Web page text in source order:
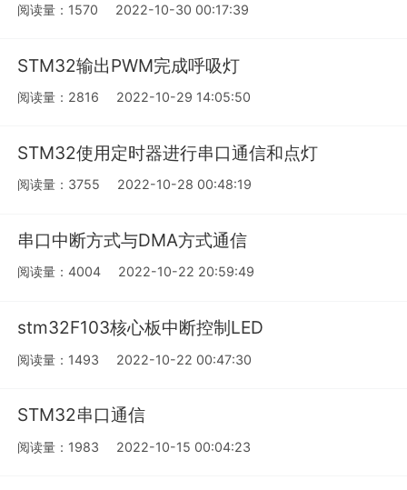
阅读量：1570 2022-10-30 00:17:39
STM32输出PWM完成呼吸灯
阅读量：2816 2022-10-29 14:05:50
STM32使用定时器进行串口通信和点灯
阅读量：3755 2022-10-28 00:48:19
串口中断方式与DMA方式通信
阅读量：4004 2022-10-22 20:59:49
stm32F103核心板中断控制LED
阅读量：1493 2022-10-22 00:47:30
STM32串口通信
阅读量：1983 2022-10-15 00:04:23